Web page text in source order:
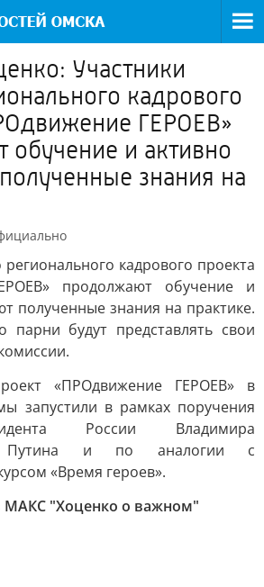
Участники
кадрового
ГЕРОЕВ»
и активно
знания на
кадрового проекта
продолжают обучение и
полученные знания на практике.
парни будут представлять свои
«ПРОдвижение ГЕРОЕВ» в
запустили в рамках поручения
России Владимира
Путина и по аналогии с
«Время героев».
МАКС "Хоценко о важном"